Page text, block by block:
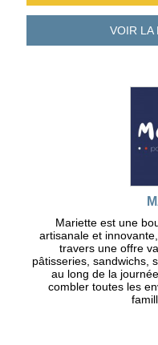
VOIR LA
Mariette est une
artisanale et
travers une offre
pâtisseries, sandwichs,
au long de la
combler toutes les